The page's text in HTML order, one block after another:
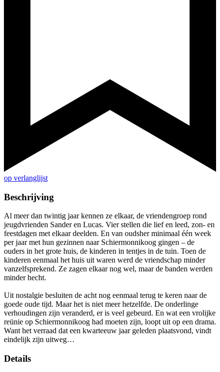
op verlanglijst
Beschrijving
Al meer dan twintig jaar kennen ze elkaar, de vriendengroep rond
jeugdvrienden Sander en Lucas. Vier stellen die lief en leed, zon- en
feestdagen met elkaar deelden. En van oudsher minimaal één week
per jaar met hun gezinnen naar Schiermonnikoog gingen – de
ouders in het grote huis, de kinderen in tentjes in de tuin. Toen de
kinderen eenmaal het huis uit waren werd de vriendschap minder
vanzelfsprekend. Ze zagen elkaar nog wel, maar de banden werden
minder hecht.
Uit nostalgie besluiten de acht nog eenmaal terug te keren naar de
goede oude tijd. Maar het is niet meer hetzelfde. De onderlinge
verhoudingen zijn veranderd, er is veel gebeurd. En wat een vrolijke
reünie op Schiermonnikoog had moeten zijn, loopt uit op een drama.
Want het verraad dat een kwarteeuw jaar geleden plaatsvond, vindt
eindelijk zijn uitweg…
Details